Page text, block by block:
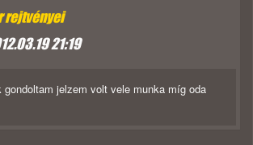
rejtvényei
21:19
jelzem volt vele munka míg oda